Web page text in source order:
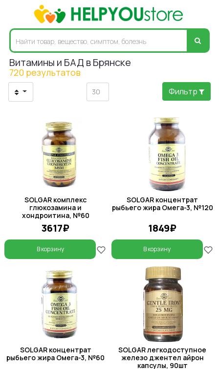
Витамины и БАД в Брянске
720 результатов
Фильтр
SOLGAR комплекс
глюкозамина и
хондроитина, №60
3617₽
В корзину
SOLGAR концентрат
рыбьего жира Омега-3, №120
1849₽
В корзину
SOLGAR концентрат
рыбьего жира Омега-3, №60
SOLGAR легкодоступное
железо джентел айрон
капсулы, 90шт